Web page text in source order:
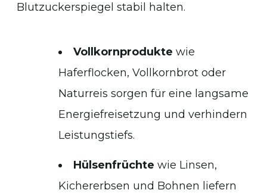
Blutzuckerspiegel stabil halten.
Vollkornprodukte wie
Haferflocken, Vollkornbrot oder
Naturreis sorgen für eine langsame
Energiefreisetzung und verhindern
Leistungstiefs.
Hülsenfrüchte wie Linsen,
Kichererbsen und Bohnen liefern